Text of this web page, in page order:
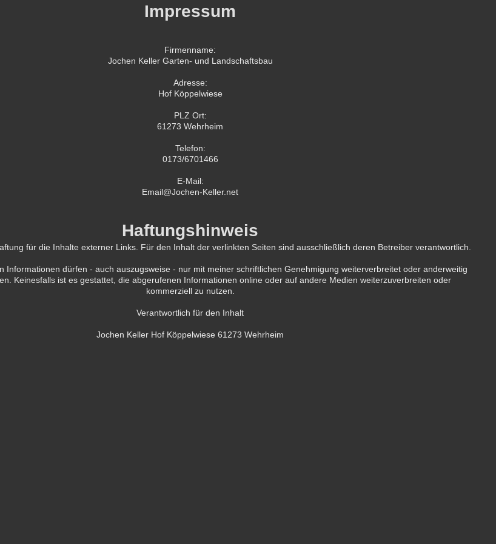
Impressum
Firmenname:
Jochen Keller Garten- und Landschaftsbau
Adresse:
Hof Köppelwiese
PLZ Ort:
61273 Wehrheim
Telefon:
0173/6701466
E-Mail:
Email@Jochen-Keller.net
Haftungshinweis
für die Inhalte externer Links. Für den Inhalt der verlinkten Seiten sind ausschließlich deren Betreiber verantwortlich.
Informationen dürfen - auch auszugsweise - nur mit meiner schriftlichen Genehmigung weiterverbreitet oder anderweitig
Keinesfalls ist es gestattet, die abgerufenen Informationen online oder auf andere Medien weiterzuverbreiten oder
kommerziell zu nutzen.
Verantwortlich für den Inhalt
Jochen Keller Hof Köppelwiese 61273 Wehrheim